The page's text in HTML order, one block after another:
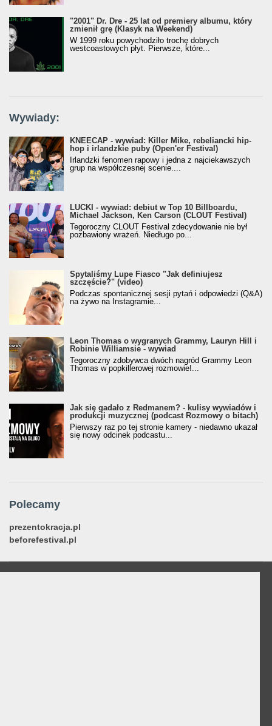
"2001" Dr. Dre - 25 lat od premiery albumu, który
zmienił grę (Klasyk na Weekend)
W 1999 roku powychodziło trochę dobrych
westcoastowych płyt. Pierwsze, które...
Wywiady:
KNEECAP - wywiad: Killer Mike, rebeliancki hip-
hop i irlandzkie puby (Open'er Festival)
Irlandzki fenomen rapowy i jedna z najciekawszych
grup na współczesnej scenie....
LUCKI - wywiad: debiut w Top 10 Billboardu,
Michael Jackson, Ken Carson (CLOUT Festival)
Tegoroczny CLOUT Festival zdecydowanie nie był
pozbawiony wrażeń. Niedługo po...
Spytaliśmy Lupe Fiasco "Jak definiujesz
szczęście?" (video)
Podczas spontanicznej sesji pytań i odpowiedzi (Q&A)
na żywo na Instagramie...
Leon Thomas o wygranych Grammy, Lauryn Hill i
Robinie Williamsie - wywiad
Tegoroczny zdobywca dwóch nagród Grammy Leon
Thomas w popkillerowej rozmowie!...
Jak się gadało z Redmanem? - kulisy wywiadów i
produkcji muzycznej (podcast Rozmowy o bitach)
Pierwszy raz po tej stronie kamery - niedawno ukazał
się nowy odcinek podcastu...
Polecamy
prezentokracja.pl
beforefestival.pl